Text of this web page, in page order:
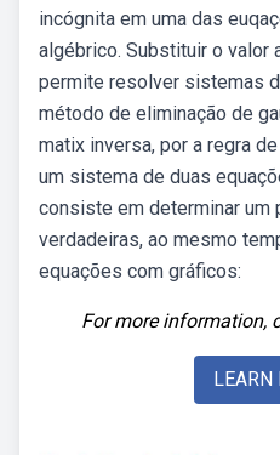
incógnita em uma das
algébrico. Substituir o valor
permite resolver sistemas
método de eliminação de
matix inversa, por a regra
um sistema de duas
consiste em determinar um
verdadeiras, ao mesmo
equações com gráficos:
For more information,
LEARN